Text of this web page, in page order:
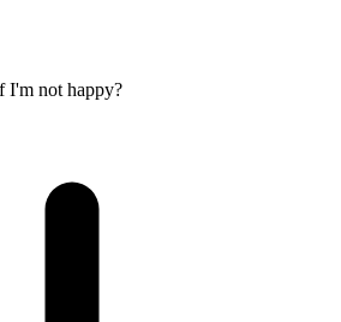
I'm not happy?